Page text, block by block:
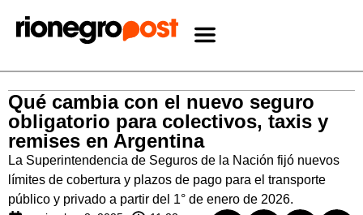
Qué cambia con el nuevo seguro
obligatorio para colectivos, taxis y
remises en Argentina
La Superintendencia de Seguros de la Nación fijó nuevos
límites de cobertura y plazos de pago para el transporte
público y privado a partir del 1° de enero de 2026.